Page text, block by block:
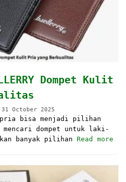
Dompet Kulit
31 October 2025
pria bisa menjadi pilihan
mencari dompet untuk laki-
banyak pilihan Read more